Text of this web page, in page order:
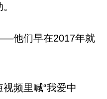
他们早在2017年就
频里喊“我爱中